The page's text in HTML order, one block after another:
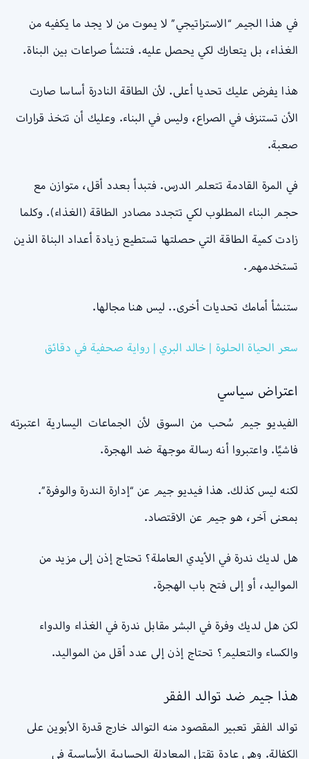
في هذا الجيم “الاستراتيجي” لا يموت من لا يجد ما يكفيه من
الغذاء، بل يتعارك لكي يحصل عليه. فتنشأ صراعات بين البناة.
هذا يفرض عليك تحديا أعلى. لأن الطاقة النادرة أساسا صارت
الأن تستنزف في الصراع، وليس في البناء. وعليك أن تتخذ قرارات
صعبة.
في المرة القادمة تتعلم الدرس. فتبدأ بعدد أقل، متوازن مع
حجم البناء المطلوب لكي تتجدد مصادر الطاقة (الغذاء). وكلما
زادت كمية الطاقة التي حصلتها تستطيع زيادة أعداد البناة الذين
تستخدمهم.
ستنشأ أمامك تحديات أخرى.. ليس هنا مجالها.
سعر الحياة الحلوة | خالد البري | رواية صحفية في دقائق
اعتراض سياسي
الفيديو جيم سُحب من السوق لأن الجماعات اليسارية اعتبرته
فاشيًا. واعتبروا أنه رسالة موجهة ضد الهجرة.
لكنه ليس كذلك. هذا فيديو جيم عن “إدارة الندرة والوفرة”.
بمعنى آخر، هو جيم عن الاقتصاد.
هل لديك ندرة في الأيدي العاملة؟ تحتاج إذن إلى مزيد من
المواليد، أو إلى فتح باب الهجرة.
لكن هل لديك وفرة في البشر مقابل ندرة في الغذاء والدواء
والكساء والتعليم؟ تحتاج إذن إلى عدد أقل من المواليد.
هذا جيم ضد توالد الفقر
توالد الفقر تعبير المقصود منه التوالد خارج قدرة الأبوين على
الكفالة. وهي عادة تقتل المعادلة الحسابية الأساسية في